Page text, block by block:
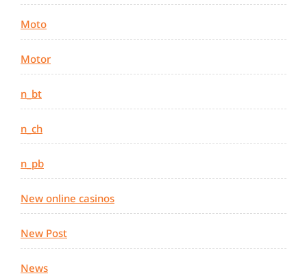
Moto
Motor
n_bt
n_ch
n_pb
New online casinos
New Post
News